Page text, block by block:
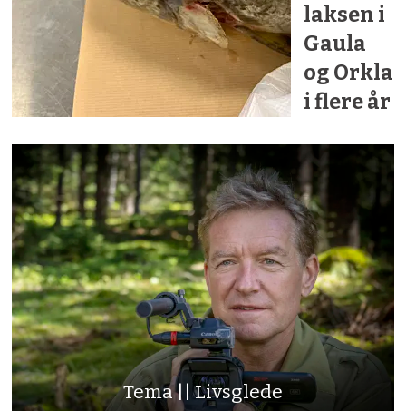
laksen i
Gaula
og Orkla
i flere år
Tema || Livsglede